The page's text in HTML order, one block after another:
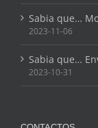
Sabia que…
2023-11-06
Sabia que…
2023-10-31